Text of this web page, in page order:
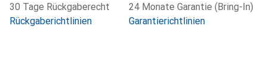
30 Tage Rückgaberecht
Rückgaberichtlinien
24 Monate Garantie (Bring-In)
Garantierichtlinien